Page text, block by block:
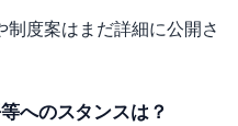
制度案はまだ詳細に公開さ
へのスタンスは？